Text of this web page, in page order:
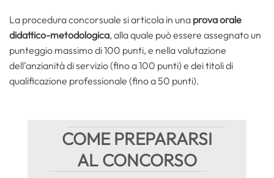
La procedura concorsuale si articola in una prova orale
didattico-metodologica, alla quale può essere assegnato un
punteggio massimo di 100 punti, e nella valutazione
dell’anzianità di servizio (fino a 100 punti) e dei titoli di
qualificazione professionale (fino a 50 punti).
COME PREPARARSI
AL CONCORSO